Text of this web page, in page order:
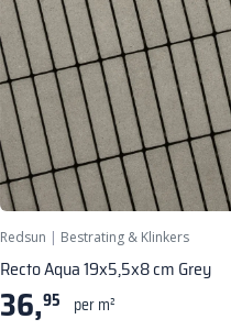
Redsun | Bestrating & Klinkers
Recto Aqua 19x5,5x8 cm Grey
36,95 per m²